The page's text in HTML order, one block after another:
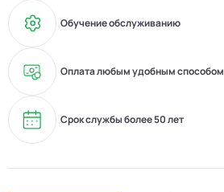
Обучение обслуживанию
Оплата любым удобным способом
Срок службы более 50 лет